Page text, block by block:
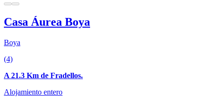
Casa Áurea Boya
Boya
(4)
A 21.3 Km de Fradellos.
Alojamiento entero